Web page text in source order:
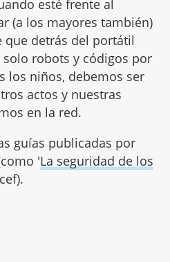
esté frente al
(a los mayores también)
que detrás del portátil
robots y códigos por
los niños, debemos ser
actos y nuestras
en la red.
guías publicadas por
'La seguridad de los